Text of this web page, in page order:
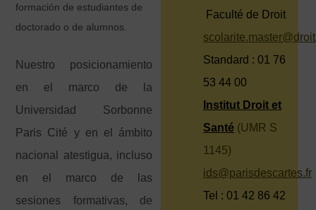
formación de estudiantes de
doctorado o de alumnos.
Nuestro posicionamiento
en el marco de la
Universidad Sorbonne
Paris Cité y en el ámbito
nacional atestigua, incluso
en el marco de las
sesiones formativas, de
Faculté de Droit
Standard : 01 76
53 44 00
Institut Droit et
Santé (UMR S
1145)
ids@parisdescartes.fr
Tel : 01 42 86 42